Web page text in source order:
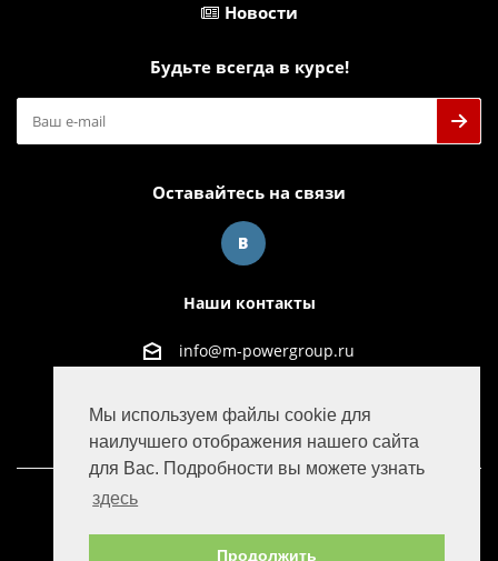
Мы используем файлы cookie для
наилучшего отображения нашего сайта
для Вас. Подробности вы можете узнать
здесь
Продолжить
Новости
Будьте всегда в курсе!
Оставайтесь на связи
Наши контакты
info@m-powergroup.ru